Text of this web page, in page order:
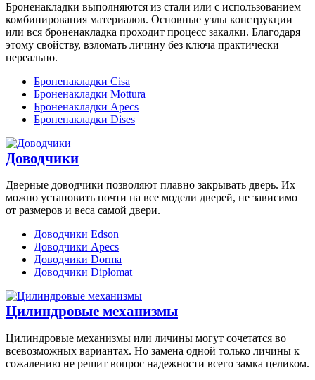
Броненакладки выполняются из стали или с использованием
комбинирования материалов. Основные узлы конструкции
или вся броненакладка проходит процесс закалки. Благодаря
этому свойству, взломать личину без ключа практически
нереально.
Броненакладки Cisa
Броненакладки Mottura
Броненакладки Apecs
Броненакладки Dises
Доводчики
Дверные доводчики позволяют плавно закрывать дверь. Их
можно установить почти на все модели дверей, не зависимо
от размеров и веса самой двери.
Доводчики Edson
Доводчики Apecs
Доводчики Dorma
Доводчики Diplomat
Цилиндровые механизмы
Цилиндровые механизмы или личины могут сочетатся во
всевозможных вариантах. Но замена одной только личины к
сожалению не решит вопрос надежности всего замка целиком.